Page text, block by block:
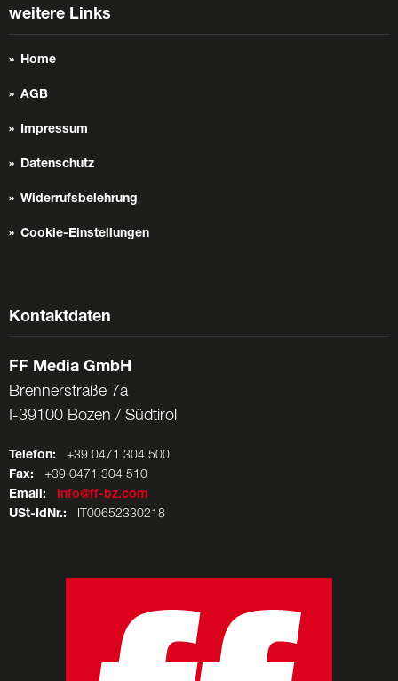
weitere Links
Home
AGB
Impressum
Datenschutz
Widerrufsbelehrung
Cookie-Einstellungen
Kontaktdaten
FF Media GmbH
Brennerstraße 7a
I-39100 Bozen / Südtirol
Telefon: +39 0471 304 500
Fax: +39 0471 304 510
Email:
info@ff-bz.com
USt-IdNr.: IT00652330218